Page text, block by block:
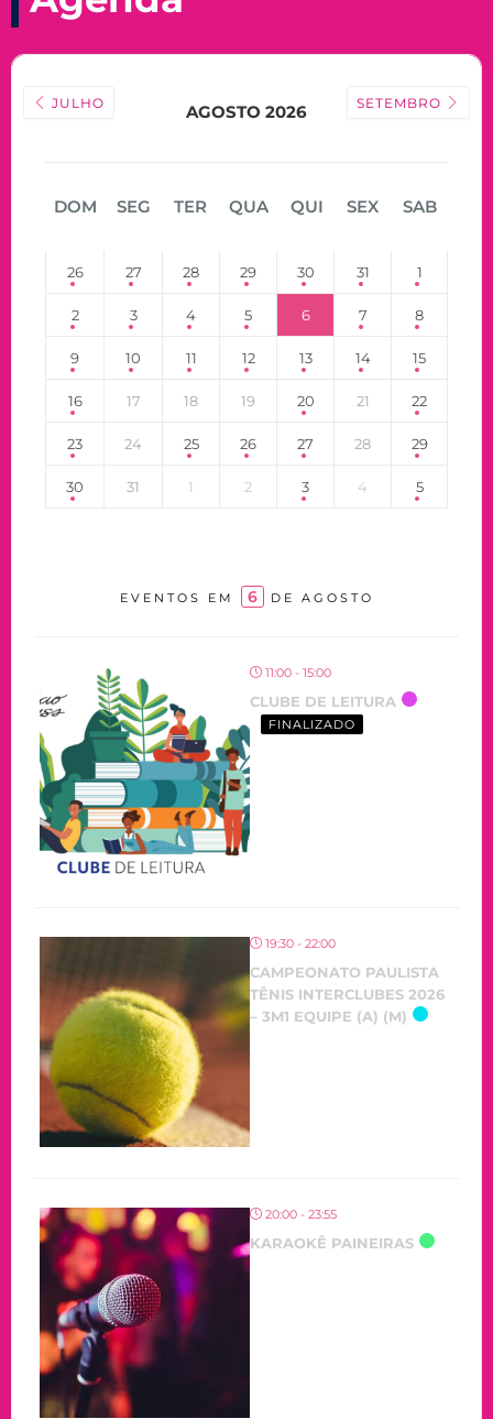
JULHO AGOSTO 2026 SETEMBRO
DOM SEG TER QUA QUI SEX SAB
26 27 28 29 30 31 1
2 3 4 5 6 7 8
9 10 11 12 13 14 15
16 17 18 19 20 21 22
23 24 25 26 27 28 29
30 31 1 2 3 4 5
EVENTOS EM 6 DE AGOSTO
11:00 - 15:00
CLUBE DE LEITURA
FINALIZADO
19:30 - 22:00
CAMPEONATO PAULISTA
TÊNIS INTERCLUBES 2026
– 3M1 EQUIPE (A) (M)
20:00 - 23:55
KARAOKÊ PAINEIRAS